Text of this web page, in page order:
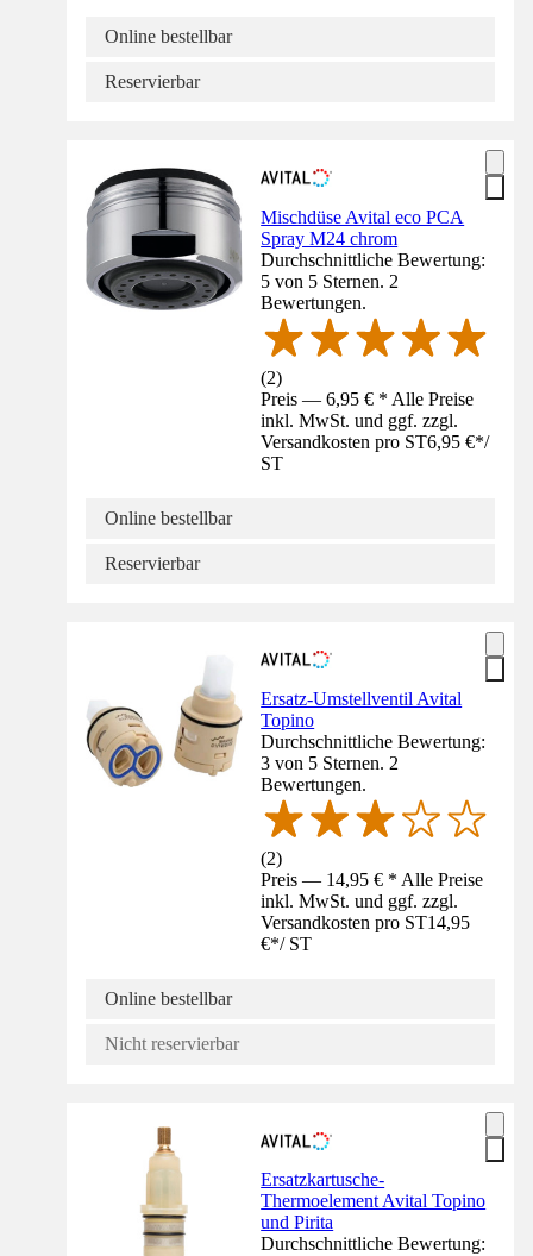
Online bestellbar
Reservierbar
Mischdüse Avital eco PCA
Spray M24 chrom
Durchschnittliche Bewertung:
5 von 5 Sternen. 2
Bewertungen.
(2)
Preis — 6,95 € * Alle Preise
inkl. MwSt. und ggf. zzgl.
Versandkosten pro ST6,95 €*/
ST
Online bestellbar
Reservierbar
Ersatz-Umstellventil Avital
Topino
Durchschnittliche Bewertung:
3 von 5 Sternen. 2
Bewertungen.
(2)
Preis — 14,95 € * Alle Preise
inkl. MwSt. und ggf. zzgl.
Versandkosten pro ST14,95
€*/ ST
Online bestellbar
Nicht reservierbar
Ersatzkartusche-
Thermoelement Avital Topino
und Pirita
Durchschnittliche Bewertung: